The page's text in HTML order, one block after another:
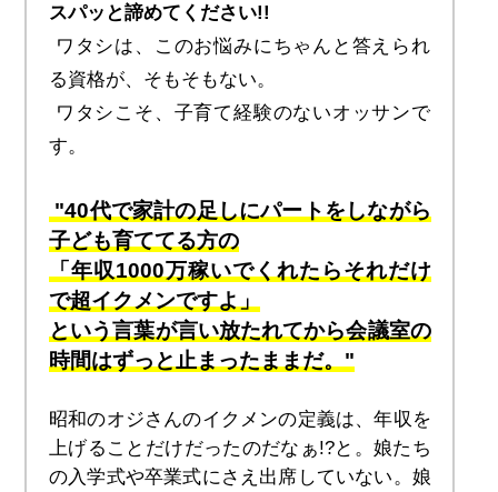
スパッと諦めてください!!
ワタシは、このお悩みにちゃんと答えられ
る資格が、そもそもない。
す。
子ども育ててる方の
「年収1000万稼いでくれたらそれだけ
で超イクメンですよ」
という言葉が言い放たれてから会議室の
時間はずっと止まったままだ。"
昭和のオジさんのイクメンの定義は、年収を
上げることだけだったのだなぁ!?と。娘たち
の入学式や卒業式にさえ出席していない。娘